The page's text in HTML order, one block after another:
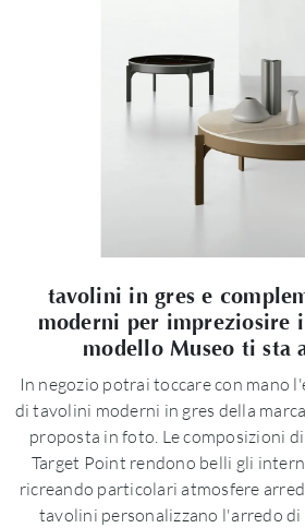
tavolini in gres e
moderni per
modello Museo ti sta
In negozio potrai toccare con mano
di tavolini moderni in gres della
proposta in foto. Le composizioni
Target Point rendono belli gli
ricreando particolari atmosfere
tavolini personalizzano l'arredo di